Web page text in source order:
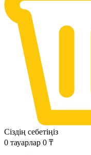
Сіздің себетіңіз
0 тауарлар 0 ₸